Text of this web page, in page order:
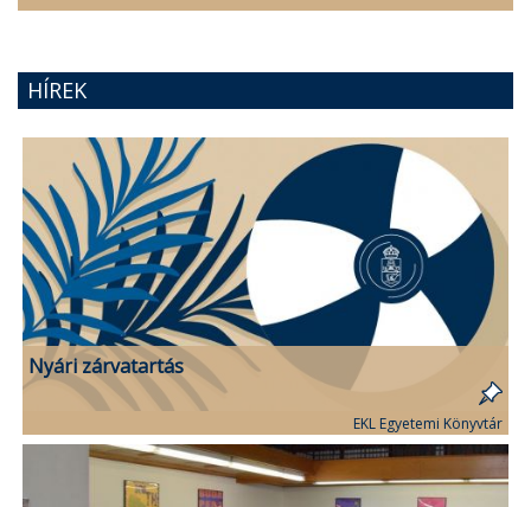
HÍREK
Nyári zárvatartás
EKL Egyetemi Könyvtár